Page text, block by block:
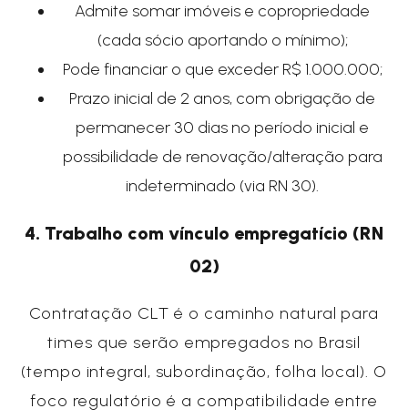
Admite somar imóveis e copropriedade
(cada sócio aportando o mínimo);
Pode financiar o que exceder R$ 1.000.000;
Prazo inicial de 2 anos, com obrigação de
permanecer 30 dias no período inicial e
possibilidade de renovação/alteração para
indeterminado (via RN 30).
4. Trabalho com vínculo empregatício (RN
02)
Contratação CLT é o caminho natural para
times que serão empregados no Brasil
(tempo integral, subordinação, folha local). O
foco regulatório é a compatibilidade entre